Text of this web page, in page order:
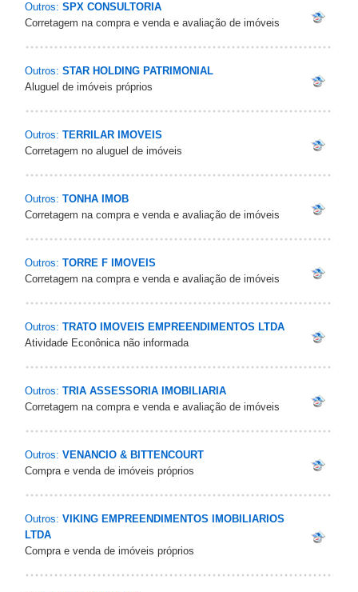
Outros: SPX CONSULTORIA
Corretagem na compra e venda e avaliação de imóveis
Outros: STAR HOLDING PATRIMONIAL
Aluguel de imóveis próprios
Outros: TERRILAR IMOVEIS
Corretagem no aluguel de imóveis
Outros: TONHA IMOB
Corretagem na compra e venda e avaliação de imóveis
Outros: TORRE F IMOVEIS
Corretagem na compra e venda e avaliação de imóveis
Outros: TRATO IMOVEIS EMPREENDIMENTOS LTDA
Atividade Econônica não informada
Outros: TRIA ASSESSORIA IMOBILIARIA
Corretagem na compra e venda e avaliação de imóveis
Outros: VENANCIO & BITTENCOURT
Compra e venda de imóveis próprios
Outros: VIKING EMPREENDIMENTOS IMOBILIARIOS
LTDA
Compra e venda de imóveis próprios